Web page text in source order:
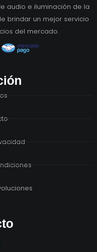
audio e iluminación de la
brindar un mejor servicio
del mercado.